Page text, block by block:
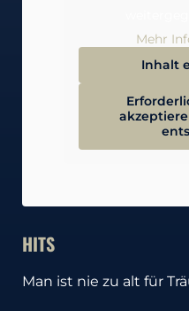
Mehr
Inhalt
HITS
Man ist nie zu alt für